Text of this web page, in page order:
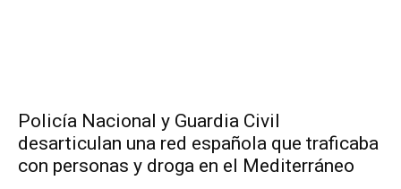
Policía Nacional y Guardia Civil
desarticulan una red española que traficaba
con personas y droga en el Mediterráneo